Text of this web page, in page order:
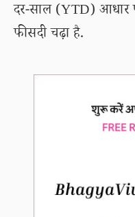
दर-साल (YTD) आधार
फीसदी चढ़ा है.